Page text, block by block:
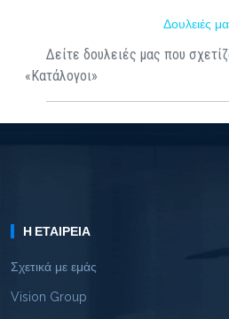
Δουλειές
Δείτε δουλειές μας που
«Κατάλογοι»
Η ΕΤΑΙΡΕΊΑ
Σχετικά με εμάς
Vision Group